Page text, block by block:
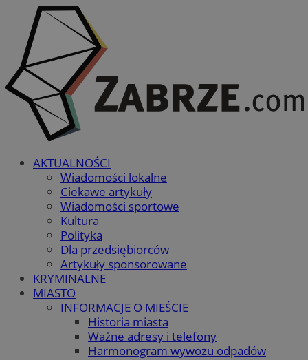
AKTUALNOŚCI
Wiadomości lokalne
Ciekawe artykuły
Wiadomości sportowe
Kultura
Polityka
Dla przedsiębiorców
Artykuły sponsorowane
KRYMINALNE
MIASTO
INFORMACJE O MIEŚCIE
Historia miasta
Ważne adresy i telefony
Harmonogram wywozu odpadów